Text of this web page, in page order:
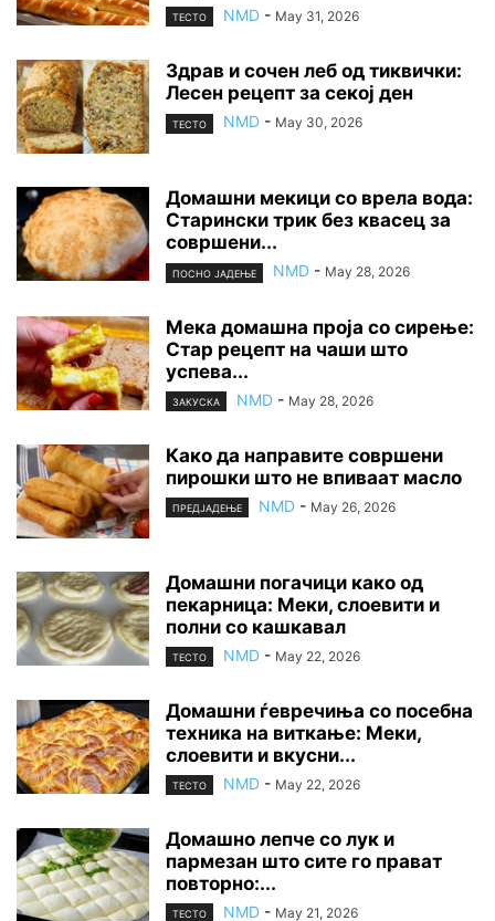
ТЕСТО NMD - May 31, 2026
Здрав и сочен леб од тиквички:
Лесен рецепт за секој ден
ТЕСТО NMD - May 30, 2026
Домашни мекици со врела вода:
Старински трик без квасец за
совршени...
ПОСНО ЈАДЕЊЕ NMD - May 28, 2026
Мека домашна проја со сирење:
Стар рецепт на чаши што
успева...
ЗАКУСКА NMD - May 28, 2026
Како да направите совршени
пирошки што не впиваат масло
ПРЕДЈАДЕЊЕ NMD - May 26, 2026
Домашни погачици како од
пекарница: Меки, слоевити и
полни со кашкавал
ТЕСТО NMD - May 22, 2026
Домашни ѓевречиња со посебна
техника на виткање: Меки,
слоевити и вкусни...
ТЕСТО NMD - May 22, 2026
Домашно лепче со лук и
пармезан што сите го прават
повторно:...
ТЕСТО NMD - May 21, 2026